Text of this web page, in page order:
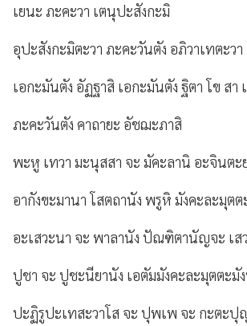
เยนะ ภะคะวา เตนุปะสังกะมิ
อุปะสังกะมิตะวา ภะคะวันตัง อภิวาเทตะวา
เอกะมันตัง อัฏฐาสิ เอกะมันตัง ฐิตา โข สา
ภะคะวันตัง คาถายะ อัชฌะภาสิ
พะหู เทวา มะนุสสา จะ มัคะลานิ อะจินตะ
อากังขะมานา โสตถานัง พรูหิ มังคะละมุตต
อะเสวะนา จะ พาลานัง ปัณฑิตานัญจะ เส
ปูชา จะ ปูชะนียานัง เอตัมมังคะละมุตตะมั
ปะฏิรูปะเทสะวาโส จะ ปุพเพ จะ กะตะ